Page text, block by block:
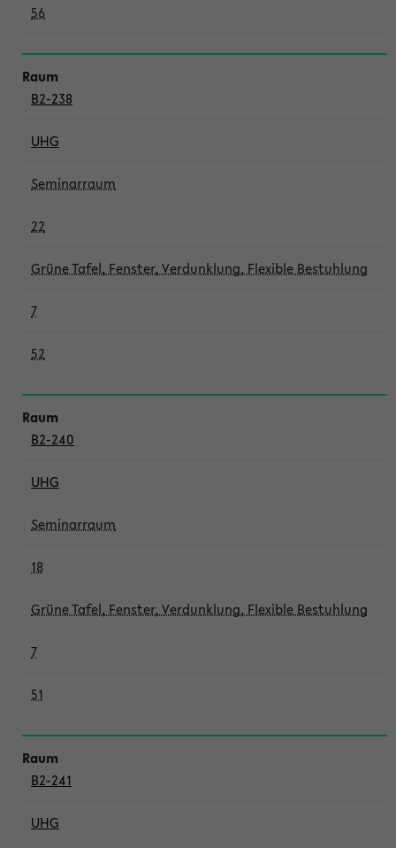
56
B2-238
UHG
Seminarraum
22
Grüne Tafel, Fenster, Verdunklung, Flexible Bestuhlung
7
52
B2-240
UHG
Seminarraum
18
Grüne Tafel, Fenster, Verdunklung, Flexible Bestuhlung
7
51
B2-241
UHG